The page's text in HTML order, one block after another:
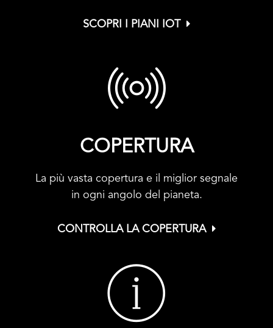
SCOPRI I PIANI IOT
COPERTURA
La più vasta copertura e il miglior segnale
in ogni angolo del pianeta.
CONTROLLA LA COPERTURA